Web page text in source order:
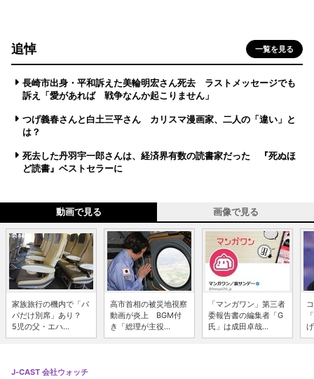
追悼 一覧を見る
長崎市出身・平和訴えた美輪明宏さん死去 ラストメッセージでも
訴え「愛があれば 戦争なんか起こりません」
つげ義春さんと白土三平さん カリスマ漫画家、二人の「違い」と
は？
死去した丹羽宇一郎さんは、経済界有数の読書家だった 『死ぬほ
ど読書』ベストセラーに
動画で見る 画像で見る
家族旅行の機内で「パ
パだけ別席」あり？
5児の父・エハ...
高市首相の被災地視察
動画が炎上 BGM付
き「総理が主役...
「マンガワン」第三者
委報告書の編集者「G
氏」は成田卓哉...
J-CAST 会社ウォッチ